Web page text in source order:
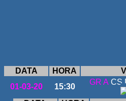
DATA HORA
01-03-20
15:30
GR A CS